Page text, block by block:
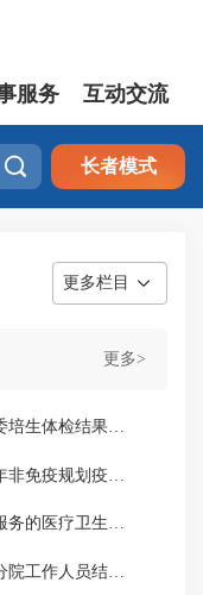
服务 互动交流
 长者模式
更多栏目
更多>
福建省三明市大田县提供疫苗接种服务的医疗卫生机构名单
大田县总医院2026年公开选聘城区分院工作人员结果公示